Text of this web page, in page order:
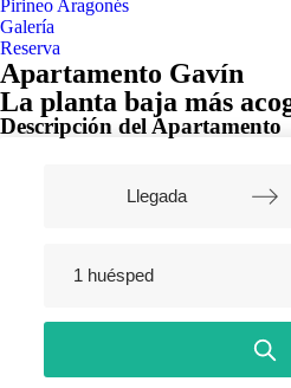
Pirineo Aragonés
Galería
Reserva
Apartamento Gavín
La planta baja más
Descripción del Apartamento
interact
with
calendar
1 huésped